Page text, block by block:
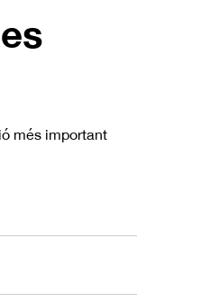
més important